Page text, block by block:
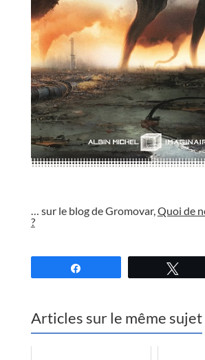
… sur le blog de Gromovar,Quoi de
?
Articles sur le même sujet